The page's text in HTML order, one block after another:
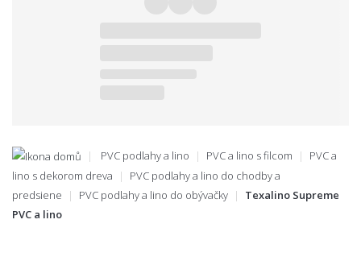
PVC podlahy a lino PVC a lino s filcom
PVC a
lino s dekorom dreva
PVC podlahy a lino do chodby a
predsiene
PVC podlahy a lino do obývačky
Texalino Supreme
PVC a lino